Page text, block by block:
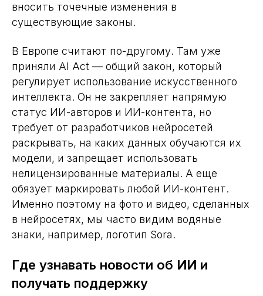
вносить точечные изменения в
существующие законы.
В Европе считают по-другому. Там уже
приняли AI Act — общий закон, который
регулирует использование искусственного
интеллекта. Он не закрепляет напрямую
статус ИИ-авторов и ИИ-контента, но
требует от разработчиков нейросетей
раскрывать, на каких данных обучаются их
модели, и запрещает использовать
нелицензированные материалы. А еще
обязует маркировать любой ИИ-контент.
Именно поэтому на фото и видео, сделанных
в нейросетях, мы часто видим водяные
знаки, например, логотип Sora.
Где узнавать новости об ИИ и
получать поддержку